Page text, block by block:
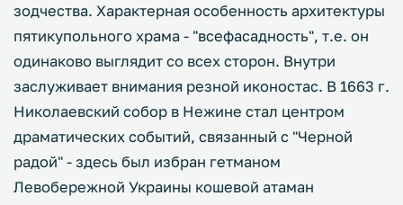
зодчества. Характерная особенность архитектуры
пятикупольного храма - "всефасадность", т.е. он
одинаково выглядит со всех сторон. Внутри
заслуживает внимания резной иконостас. В 1663 г.
Николаевский собор в Нежине стал центром
драматических событий, связанный с "Черной
радой" - здесь был избран гетманом
Левобережной Украины кошевой атаман